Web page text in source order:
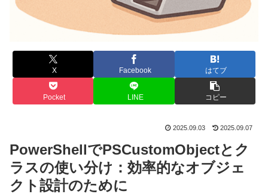
X Facebook はてブ
Pocket LINE コピー
2025.09.03 2025.09.07
PowerShellでPSCustomObjectとク
ラスの使い分け：効率的なオブジェ
クト設計のために